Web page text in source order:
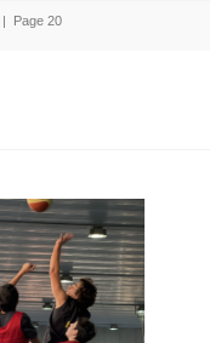
| Page 20